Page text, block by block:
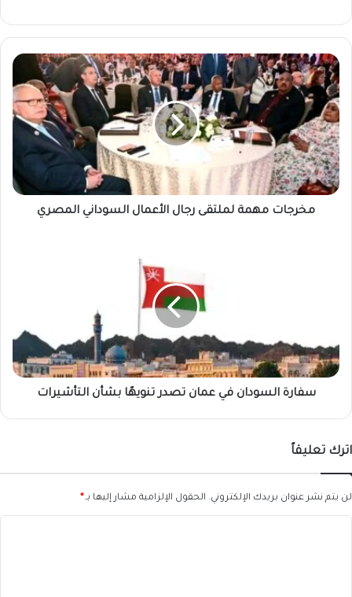
مخرجات
مهمة
لملتقى
رجال
الأعمال
السوداني
المصري
مخرجات مهمة لملتقى رجال الأعمال السوداني المصري
بشأن
التأشيرات
سفارة السودان في عمان تصدر تنويهًا بشأن التأشيرات
اترك تعليقاً
لن يتم نشر عنوان بريدك الإلكتروني. الحقول الإلزامية مشار إليها بـ *